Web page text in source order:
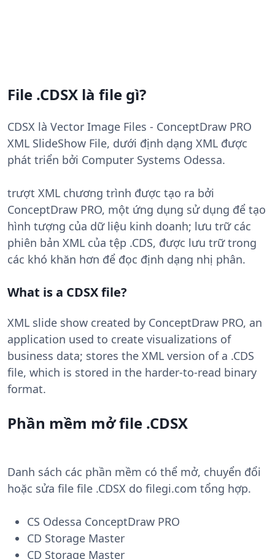
File .CDSX là file gì?
CDSX là Vector Image Files - ConceptDraw PRO
XML SlideShow File, dưới định dạng XML được
phát triển bởi Computer Systems Odessa.
trượt XML chương trình được tạo ra bởi
ConceptDraw PRO, một ứng dụng sử dụng để tạo
hình tượng của dữ liệu kinh doanh; lưu trữ các
phiên bản XML của tệp .CDS, được lưu trữ trong
các khó khăn hơn để đọc định dạng nhị phân.
What is a CDSX file?
XML slide show created by ConceptDraw PRO, an
application used to create visualizations of
business data; stores the XML version of a .CDS
file, which is stored in the harder-to-read binary
format.
Phần mềm mở file .CDSX
Danh sách các phần mềm có thể mở, chuyển đổi
hoặc sửa file file .CDSX do filegi.com tổng hợp.
CS Odessa ConceptDraw PRO
CD Storage Master
CD Storage Master